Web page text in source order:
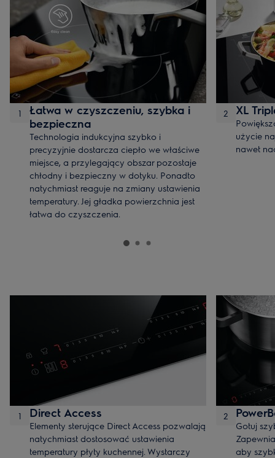
1
Łatwa w czyszczeniu, szybka i
bezpieczna
Technologia indukcyjna szybko i
precyzyjnie dostarcza ciepło we właściwe
miejsce, a przylegający obszar pozostaje
chłodny i bezpieczny w dotyku. Ponadto
natychmiast reaguje na zmiany ustawienia
temperatury. Jej gładka powierzchnia jest
łatwa do czyszczenia.
2 XL
użycie
nawet
1 Direct Access
Elementy sterujące Direct Access pozwalają
natychmiast dostosować ustawienia
temperatury płyty kuchennej. Wystarczy
2
Gotuj
aby